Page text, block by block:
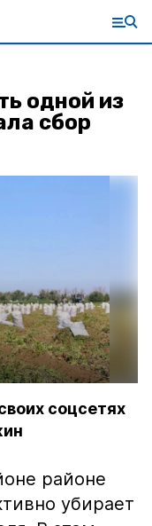
одной из
сбор
соцсетях
районе
убирает